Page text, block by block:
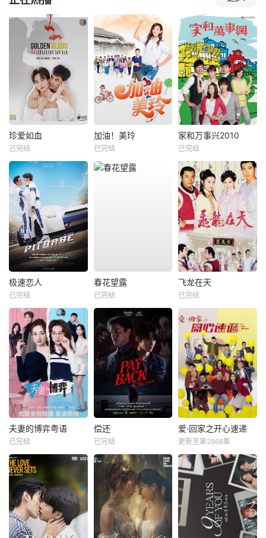
珍爱如血
已完结
加油！美玲
已完结
家和万事兴2010
已完结
极速恋人
已完结
春花望露
已完结
飞龙在天
已完结
夫妻的博弈粤语
已完结
偿还
已完结
爱·回家之开心速递
更新至第2868集